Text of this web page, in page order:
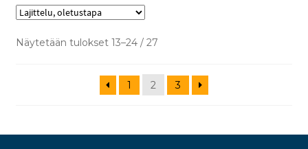
Näytetään tulokset 13–24 / 27
1 2 3